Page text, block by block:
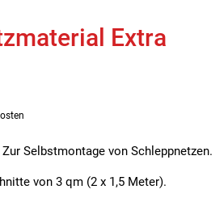
Extra
Selbstmontage von Schleppnetzen.
von 3 qm (2 x 1,5 Meter).